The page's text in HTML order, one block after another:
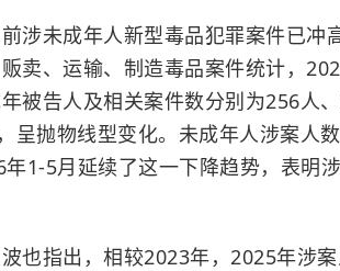
涉未成年人新型毒品犯罪案件已冲
、运输、制造毒品案件统计，
被告人及相关案件数分别为256人
呈抛物线型变化。未成年人涉案人
1-5月延续了这一下降趋势，表明
也指出，相较2023年，2025年涉